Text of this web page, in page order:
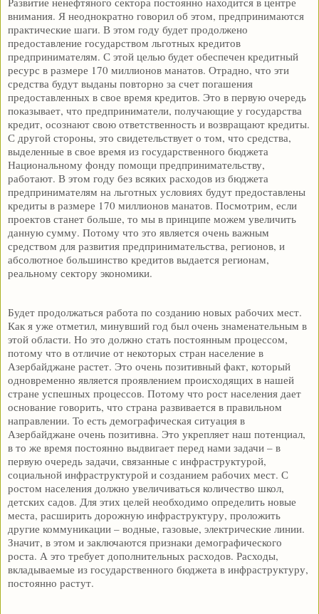
внимания. Я неоднократно говорил об этом, предпринимаются
практические шаги. В этом году будет продолжено
предоставление государством льготных кредитов
предпринимателям. С этой целью будет обеспечен кредитный
ресурс в размере 170 миллионов манатов. Отрадно, что эти
средства будут выданы повторно за счет погашения
предоставленных в свое время кредитов. Это в первую очередь
показывает, что предприниматели, получающие у государства
кредит, осознают свою ответственность и возвращают кредиты.
С другой стороны, это свидетельствует о том, что средства,
выделенные в свое время из государственного бюджета
Национальному фонду помощи предпринимательству,
работают. В этом году без всяких расходов из бюджета
предпринимателям на льготных условиях будут предоставлены
кредиты в размере 170 миллионов манатов. Посмотрим, если
проектов станет больше, то мы в принципе можем увеличить
данную сумму. Потому что это является очень важным
средством для развития предпринимательства, регионов, и
абсолютное большинство кредитов выдается регионам,
реальному сектору экономики.
Будет продолжаться работа по созданию новых рабочих мест.
Как я уже отметил, минувший год был очень знаменательным в
этой области. Но это должно стать постоянным процессом,
потому что в отличие от некоторых стран население в
Азербайджане растет. Это очень позитивный факт, который
одновременно является проявлением происходящих в нашей
стране успешных процессов. Потому что рост населения дает
основание говорить, что страна развивается в правильном
направлении. То есть демографическая ситуация в
Азербайджане очень позитивна. Это укрепляет наш потенциал,
в то же время постоянно выдвигает перед нами задачи – в
первую очередь задачи, связанные с инфраструктурой,
социальной инфраструктурой и созданием рабочих мест. С
ростом населения должно увеличиваться количество школ,
детских садов. Для этих целей необходимо определить новые
места, расширить дорожную инфраструктуру, проложить
другие коммуникации – водные, газовые, электрические линии.
Значит, в этом и заключаются признаки демографического
роста. А это требует дополнительных расходов. Расходы,
вкладываемые из государственного бюджета в инфраструктуру,
постоянно растут.